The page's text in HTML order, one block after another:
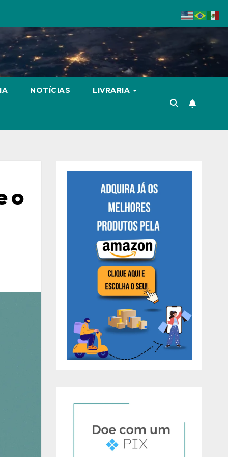
NOTÍCIAS LIVRARIA
o